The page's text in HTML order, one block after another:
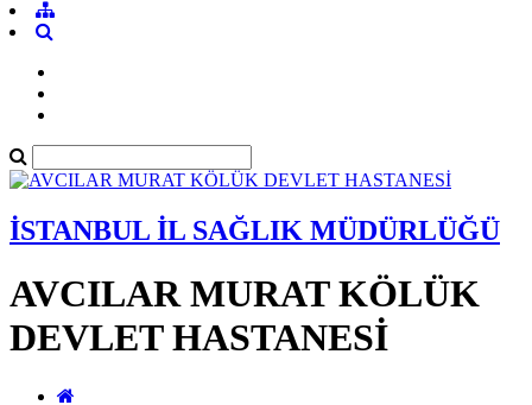
İSTANBUL İL SAĞLIK MÜDÜRLÜĞÜ
AVCILAR MURAT KÖLÜK
DEVLET HASTANESİ